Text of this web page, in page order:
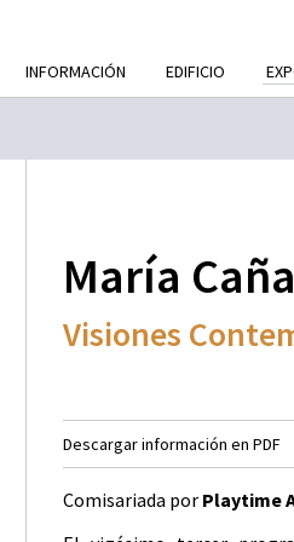
INFORMACIÓN EDIFICIO
María
Visiones
Descargar información en PDF
Comisariada por Playtime